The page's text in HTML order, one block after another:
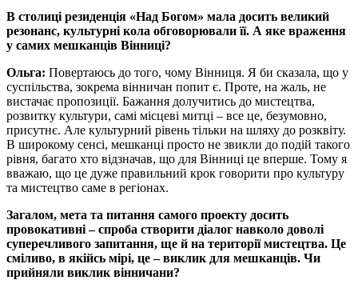
В столиці резиденція «Над Богом» мала досить великий
резонанс, культурні кола обговорювали її. А яке враження
у самих мешканців Вінниці?
Ольга: Повертаюсь до того, чому Вінниця. Я би сказала, що у
суспільства, зокрема вінничан попит є. Проте, на жаль, не
вистачає пропозиції. Бажання долучитись до мистецтва,
розвитку культури, самі місцеві митці – все це, безумовно,
присутнє. Але культурний рівень тільки на шляху до розквіту.
В широкому сенсі, мешканці просто не звикли до подій такого
рівня, багато хто відзначав, що для Вінниці це вперше. Тому я
вважаю, що це дуже правильний крок говорити про культуру
та мистецтво саме в регіонах.
Загалом, мета та питання самого проекту досить
провокативні – спроба створити діалог навколо доволі
суперечливого запитання, ще й на території мистецтва. Це
сміливо, в якійсь мірі, це – виклик для мешканців. Чи
прийняли виклик вінничани?